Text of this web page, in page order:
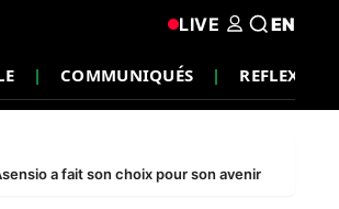
COMMUNIQUÉS REFLEXION
LIVE EN
a fait son choix pour son avenir